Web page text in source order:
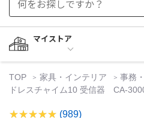
マイストア
TOP 家具・インテリア 事務
ドレスチャイム10 受信器 CA-
(989)